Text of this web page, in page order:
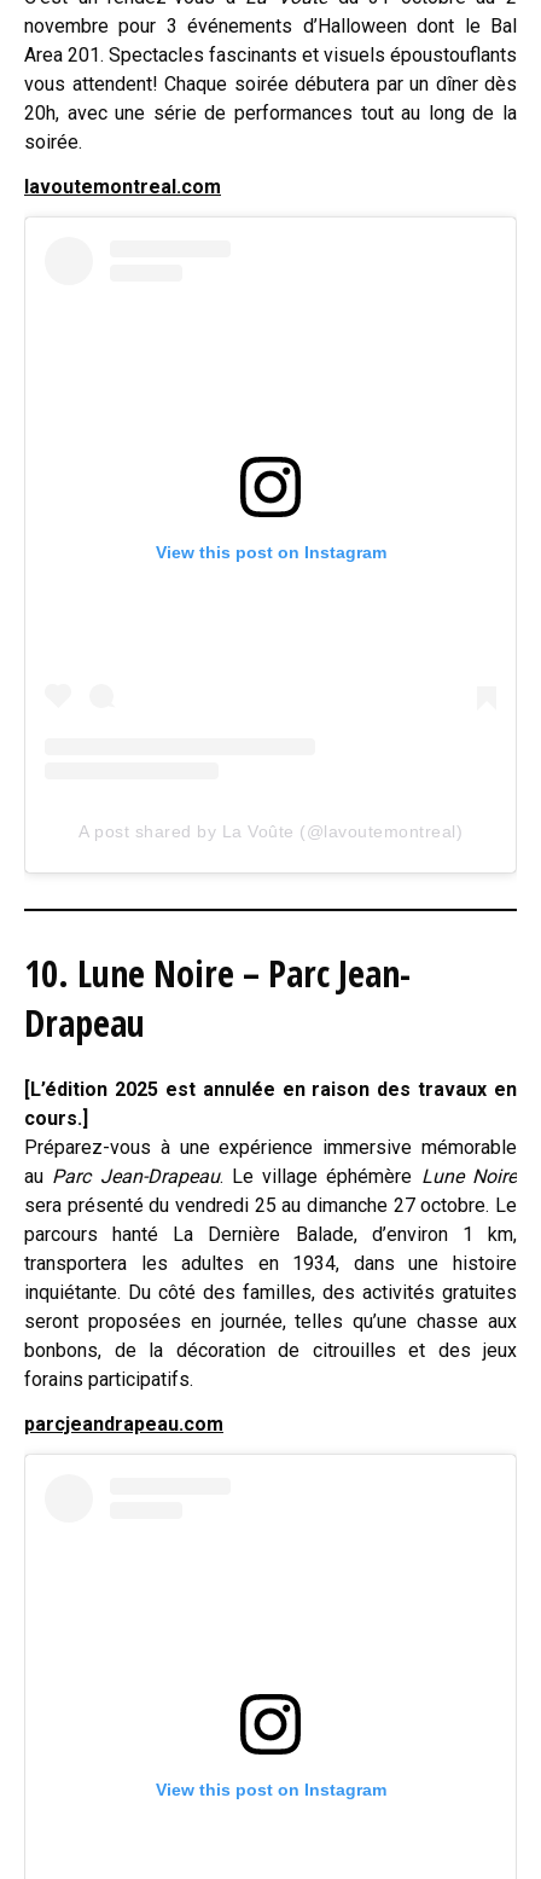
novembre pour 3 événements d’Halloween dont le Bal
Area 201. Spectacles fascinants et visuels époustouflants
vous attendent! Chaque soirée débutera par un dîner dès
20h, avec une série de performances tout au long de la
soirée.
lavoutemontreal.com
View this post on Instagram
A post shared by La Voûte (@lavoutemontreal)
10. Lune Noire – Parc Jean-
Drapeau
[L’édition 2025 est annulée en raison des travaux en
cours.]
Préparez-vous à une expérience immersive mémorable
au Parc Jean-Drapeau. Le village éphémère Lune Noire
sera présenté du vendredi 25 au dimanche 27 octobre. Le
parcours hanté La Dernière Balade, d’environ 1 km,
transportera les adultes en 1934, dans une histoire
inquiétante. Du côté des familles, des activités gratuites
seront proposées en journée, telles qu’une chasse aux
bonbons, de la décoration de citrouilles et des jeux
forains participatifs.
parcjeandrapeau.com
View this post on Instagram